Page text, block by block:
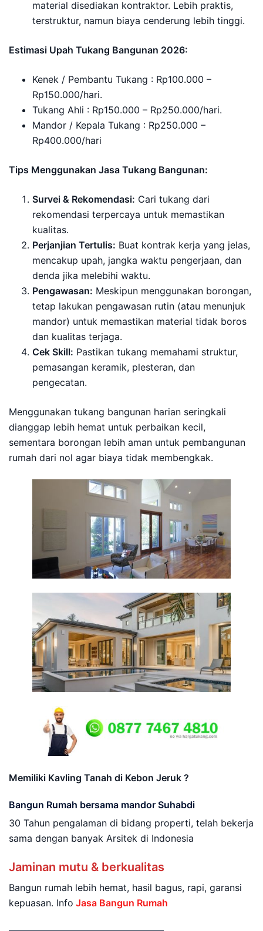
material disediakan kontraktor. Lebih praktis,
terstruktur, namun biaya cenderung lebih tinggi.
Estimasi Upah Tukang Bangunan 2026:
Kenek / Pembantu Tukang : Rp100.000 –
Rp150.000/hari.
Tukang Ahli : Rp150.000 – Rp250.000/hari.
Mandor / Kepala Tukang : Rp250.000 –
Rp400.000/hari
Tips Menggunakan Jasa Tukang Bangunan:
Survei & Rekomendasi: Cari tukang dari
rekomendasi terpercaya untuk memastikan
kualitas.
Perjanjian Tertulis: Buat kontrak kerja yang jelas,
mencakup upah, jangka waktu pengerjaan, dan
denda jika melebihi waktu.
Pengawasan: Meskipun menggunakan borongan,
tetap lakukan pengawasan rutin (atau menunjuk
mandor) untuk memastikan material tidak boros
dan kualitas terjaga.
Cek Skill: Pastikan tukang memahami struktur,
pemasangan keramik, plesteran, dan
pengecatan.
Menggunakan tukang bangunan harian seringkali
dianggap lebih hemat untuk perbaikan kecil,
sementara borongan lebih aman untuk pembangunan
rumah dari nol agar biaya tidak membengkak.
Memiliki Kavling Tanah di Kebon Jeruk ?
Bangun Rumah bersama mandor Suhabdi
30 Tahun pengalaman di bidang properti, telah bekerja
sama dengan banyak Arsitek di Indonesia
Jaminan mutu & berkualitas
Bangun rumah lebih hemat, hasil bagus, rapi, garansi
kepuasan. Info Jasa Bangun Rumah